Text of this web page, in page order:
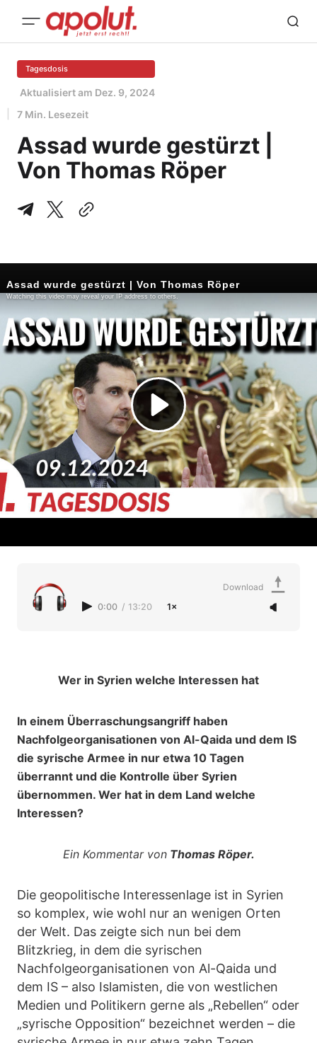
Tagesdosis
Aktualisiert am Dez. 9, 2024
7 Min. Lesezeit
Assad wurde gestürzt |
Von Thomas Röper
0:00 / 13:20 1×
Download
Wer in Syrien welche Interessen hat
In einem Überraschungsangriff haben
Nachfolgeorganisationen von Al-Qaida und dem IS
die syrische Armee in nur etwa 10 Tagen
überrannt und die Kontrolle über Syrien
übernommen. Wer hat in dem Land welche
Interessen?
Ein Kommentar vonThomas Röper.
Die geopolitische Interessenlage ist in Syrien
so komplex, wie wohl nur an wenigen Orten
der Welt. Das zeigte sich nun bei dem
Blitzkrieg, in dem die syrischen
Nachfolgeorganisationen von Al-Qaida und
dem IS – also Islamisten, die von westlichen
Medien und Politikern gerne als „Rebellen“ oder
„syrische Opposition“ bezeichnet werden – die